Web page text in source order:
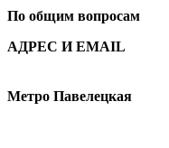
По общим вопросам
АДРЕС И EMAIL
Метро Павелецкая